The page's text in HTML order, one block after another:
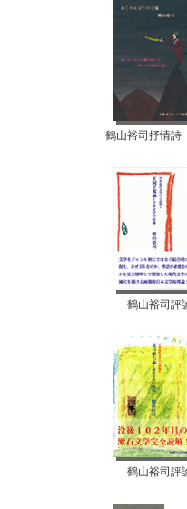
鶴山裕司抒情詩
鶴山裕司評
鶴山裕司評